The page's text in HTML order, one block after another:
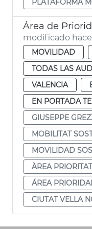
modificado
MOVILIDAD
TODAS LAS
VALENCIA
EN PORTADA
GIUSEPPE
MOBILITAT
MOVILIDAD
ÀREA
ÁREA
CIUTAT VELLA